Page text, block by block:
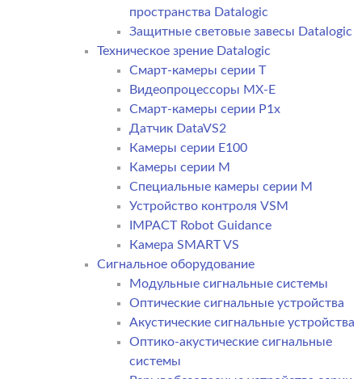
пространства Datalogic
Защитные световые завесы Datalogic
Техническое зрение Datalogic
Смарт-камеры серии T
Видеопроцессоры MX-E
Смарт-камеры серии P1x
Датчик DataVS2
Камеры серии E100
Камеры серии M
Специальные камеры серии M
Устройство контроля VSM
IMPACT Robot Guidance
Камера SMART VS
Cигнальное оборудование
Модульные сигнальные системы
Оптические сигнальные устройства
Акустические сигнальные устройства
Оптико-акустические сигнальные
системы